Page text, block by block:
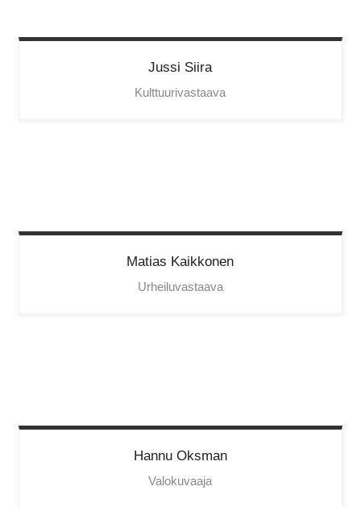
Jussi Siira
Kulttuurivastaava
Matias Kaikkonen
Urheiluvastaava
Hannu Oksman
Valokuvaaja